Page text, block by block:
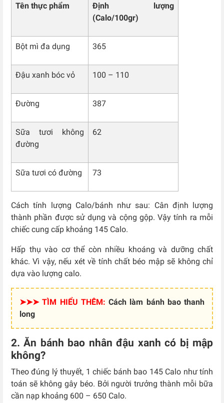
Tên thực phẩm
Định lượng
(Calo/100gr)
Bột mì đa dụng 365
Đậu xanh bóc vỏ 100 – 110
Đường 387
Sữa tươi không
đường
62
Sữa tươi có đường 73
Cách tính lượng Calo/bánh như sau: Cân định lượng
thành phần được sử dụng và cộng gộp. Vậy tính ra mỗi
chiếc cung cấp khoảng 145 Calo.
Hấp thụ vào cơ thể còn nhiều khoáng và dưỡng chất
khác. Vì vậy, nếu xét về tính chất béo mập sẽ không chỉ
dựa vào lượng calo.
➤➤➤ TÌM HIỂU THÊM: Cách làm bánh bao thanh
long
2. Ăn bánh bao nhân đậu xanh có bị mập
không?
Theo đúng lý thuyết, 1 chiếc bánh bao 145 Calo như tính
toán sẽ không gây béo. Bởi người trưởng thành mỗi bữa
cần nạp khoảng 600 – 650 Calo.